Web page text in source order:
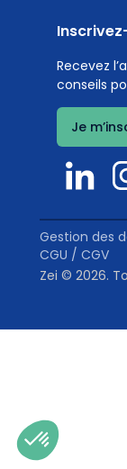
Détails
Recevez
conseils
Je
Gestion des
CGU / CGV
Zei © 2026.